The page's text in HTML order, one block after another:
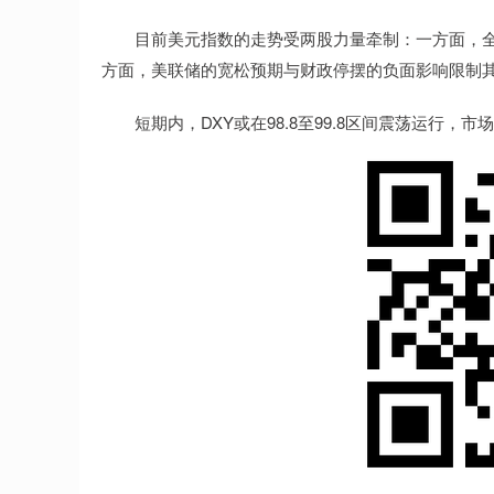
目前美元指数的走势受两股力量牵制：一方面，
方面，美联储的宽松预期与财政停摆的负面影响限制
短期内，DXY或在98.8至99.8区间震荡运行，市